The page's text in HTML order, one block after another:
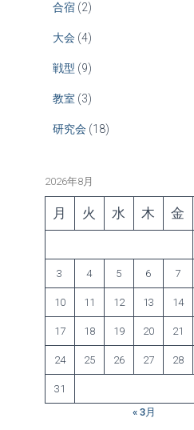
合宿(2)
大会(4)
戦型 (9)
教室 (3)
研究会(18)
2026年8月
月 火 水 木 金
3 4 5 6 7
10 11 12 13 14
17 18 19 20 21
24 25 26 27 28
31
« 3月